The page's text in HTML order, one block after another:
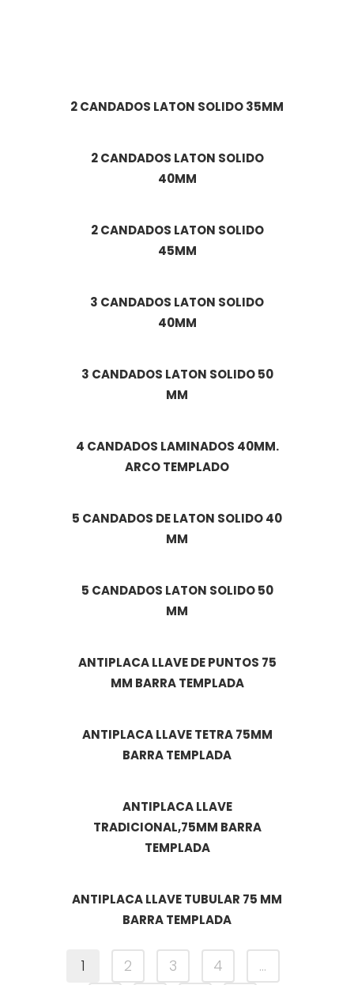
2 CANDADOS LATON SOLIDO 35MM
2 CANDADOS LATON SOLIDO
40MM
2 CANDADOS LATON SOLIDO
45MM
3 CANDADOS LATON SOLIDO
40MM
3 CANDADOS LATON SOLIDO 50
MM
4 CANDADOS LAMINADOS 40MM.
ARCO TEMPLADO
5 CANDADOS DE LATON SOLIDO 40
MM
5 CANDADOS LATON SOLIDO 50
MM
ANTIPLACA LLAVE DE PUNTOS 75
MM BARRA TEMPLADA
ANTIPLACA LLAVE TETRA 75MM
BARRA TEMPLADA
ANTIPLACA LLAVE
TRADICIONAL,75MM BARRA
TEMPLADA
ANTIPLACA LLAVE TUBULAR 75 MM
BARRA TEMPLADA
1 2 3 4 …